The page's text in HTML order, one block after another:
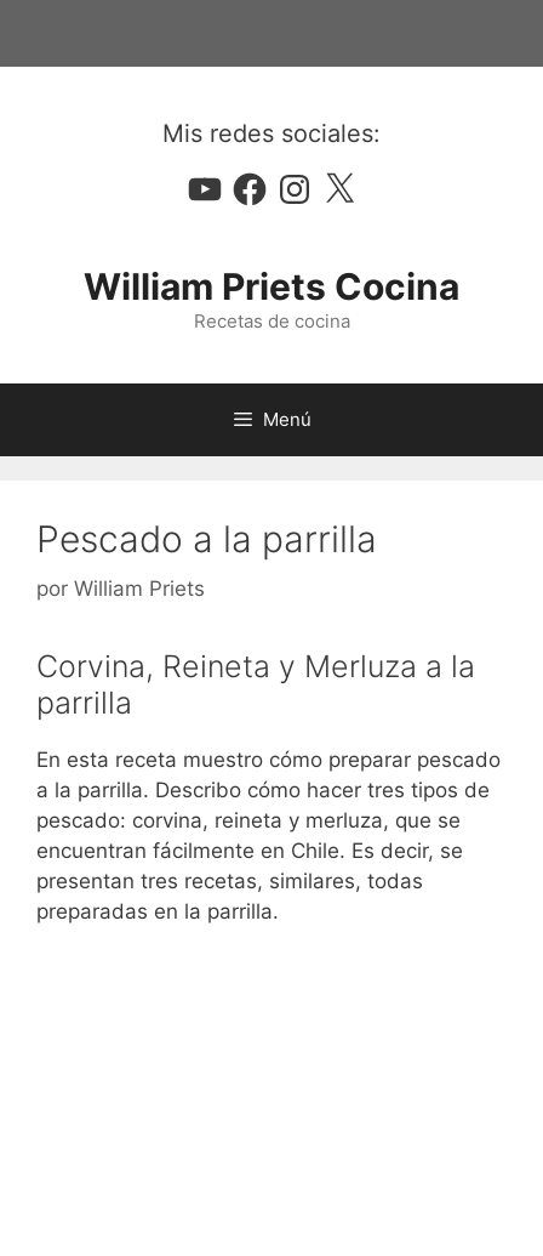
contenido
Mis redes sociales:
YouTubeFacebookInstagram
X
William Priets Cocina
Recetas de cocina
Menú
Pescado a la parrilla
por William Priets
Corvina, Reineta y Merluza a la
parrilla
En esta receta muestro cómo preparar pescado
a la parrilla. Describo cómo hacer tres tipos de
pescado: corvina, reineta y merluza, que se
encuentran fácilmente en Chile. Es decir, se
presentan tres recetas, similares, todas
preparadas en la parrilla.